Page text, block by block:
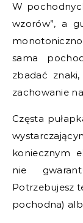
W
wzorów”, a
sama
zbadać
zachowanie
Częsta
koniecznym
nie
Potrzebujesz
pochodna)